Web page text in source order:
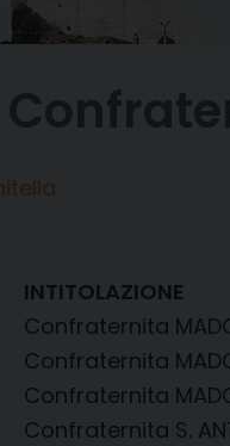
INTITOLAZIONE
Confraternita
Confraternita
Confraternita
Confraternita S.